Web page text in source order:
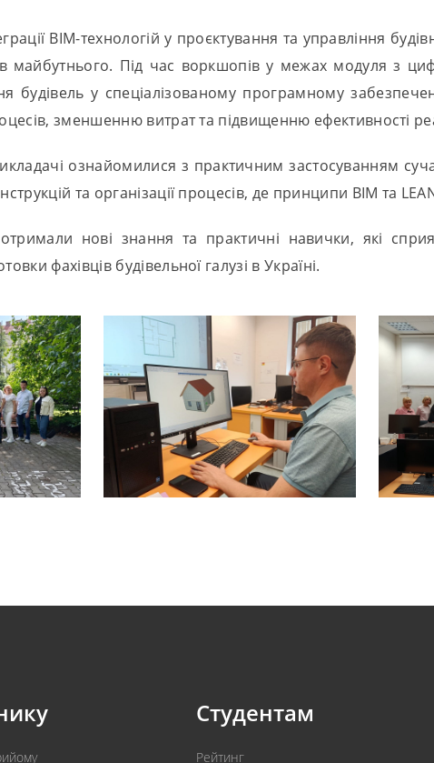
BIM-технологій у проєктування та управління
майбутнього. Під час воркшопів у межах модуля з
будівель у спеціалізованому програмному
зменшенню витрат та підвищенню ефективності
ознайомилися з практичним застосуванням
та організації процесів, де принципи BIM та
нові знання та практичні навички, які
фахівців будівельної галузі в Україні.
Студентам
Рейтинг